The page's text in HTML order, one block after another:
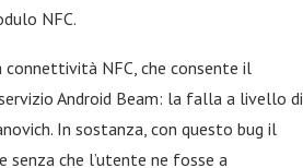
NFC.
NFC, che consente il
Android Beam: la falla a livello di
In sostanza, con questo bug il
senza che l’utente ne fosse a